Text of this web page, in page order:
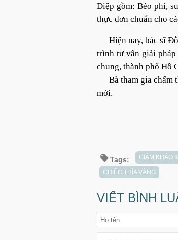
Diệp gồm: Béo phì,
thực đơn chuẩn cho
Hiện nay, bác sĩ
trình tư vấn giải
chung, thành phố Hồ
Bà tham gia
mời.
Tags: GIÁM KHẢO
CHIẾC THÌA VÀNG
VIẾT BÌNH